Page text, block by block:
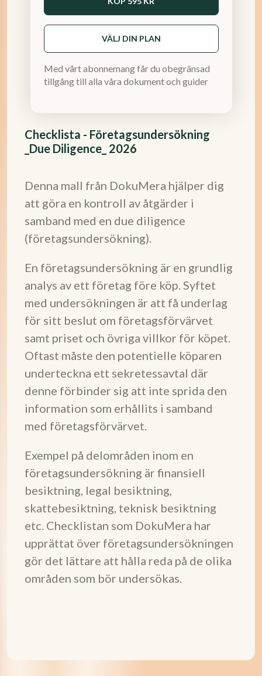
Checklista - Företagsundersökning
_Due Diligence_ 2026
Denna mall från DokuMera hjälper dig
att göra en kontroll av åtgärder i
samband med en due diligence
(företagsundersökning).
En företagsundersökning är en grundlig
analys av ett företag före köp. Syftet
med undersökningen är att få underlag
för sitt beslut om företagsförvärvet
samt priset och övriga villkor för köpet.
Oftast måste den potentielle köparen
underteckna ett sekretessavtal där
denne förbinder sig att inte sprida den
information som erhållits i samband
med företagsförvärvet.
Exempel på delområden inom en
företagsundersökning är finansiell
besiktning, legal besiktning,
skattebesiktning, teknisk besiktning
etc. Checklistan som DokuMera har
upprättat över företagsundersökningen
gör det lättare att hålla reda på de olika
områden som bör undersökas.
VÄLJ DIN PLAN
Med vårt abonnemang får du obegränsad
tillgång till alla våra dokument och guider